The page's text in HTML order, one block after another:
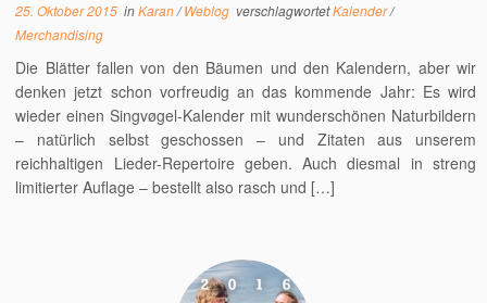
25. Oktober 2015 inKaran/Weblog verschlagwortetKalender/
Merchandising
Die Blätter fallen von den Bäumen und den Kalendern, aber wir
denken jetzt schon vorfreudig an das kommende Jahr: Es wird
wieder einen Singvøgel-Kalender mit wunderschönen Naturbildern
– natürlich selbst geschossen – und Zitaten aus unserem
reichhaltigen Lieder-Repertoire geben. Auch diesmal in streng
limitierter Auflage – bestellt also rasch und […]